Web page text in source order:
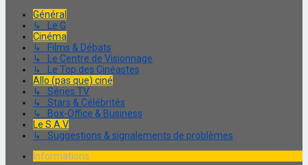
Général
↳ Le G
Cinéma
↳ Films & Débats
↳ Le Centre de Visionnage
↳ Le Top des Cinéastes
Allo (pas que) ciné
↳ Séries TV
↳ Stars & Célébrités
↳ Box-Office & Business
Le S.A.V
↳ Suggestions & signalements de problèmes
Informations